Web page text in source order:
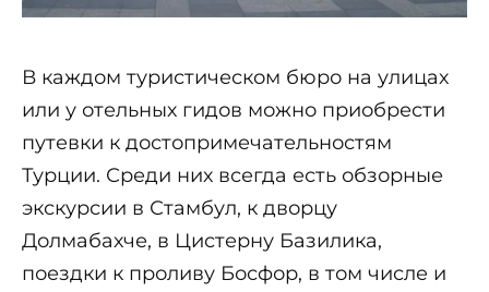
В каждом туристическом бюро на улицах
или у отельных гидов можно приобрести
путевки к достопримечательностям
Турции. Среди них всегда есть обзорные
экскурсии в Стамбул, к дворцу
Долмабахче, в Цистерну Базилика,
поездки к проливу Босфор, в том числе и